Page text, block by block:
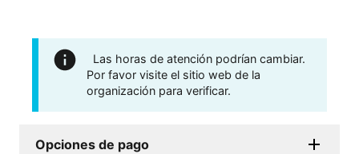
Las horas de atención podrían cambiar.
Por favor visite el sitio web de la
organización para verificar.
Opciones de pago